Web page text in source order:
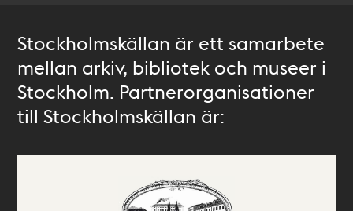
Stockholmskällan är ett samarbete
mellan arkiv, bibliotek och museer i
Stockholm. Partnerorganisationer
till Stockholmskällan är: